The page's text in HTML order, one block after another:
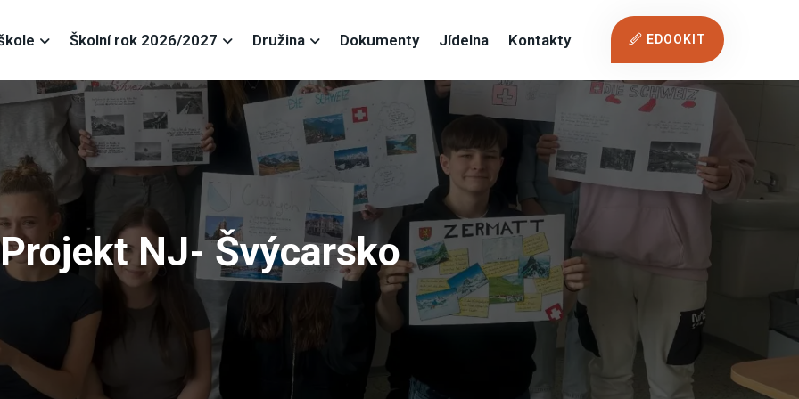
Školní rok 2026/2027 Družina Dokumenty Jídelna Kontakty EDOOKIT
Projekt NJ- Švýcarsko